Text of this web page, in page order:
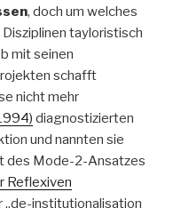
, doch um welches
tayloristisch
mit seinen
schafft
nicht mehr
diagnostizierten
und nannten sie
des Mode-2-Ansatzes
Reflexiven
„de-institutionalisation